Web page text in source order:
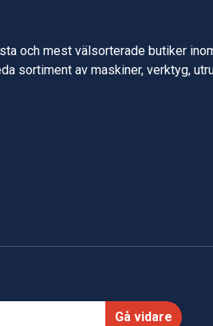
och mest välsorterade butiker
sortiment av maskiner, verktyg,
Gå vidare